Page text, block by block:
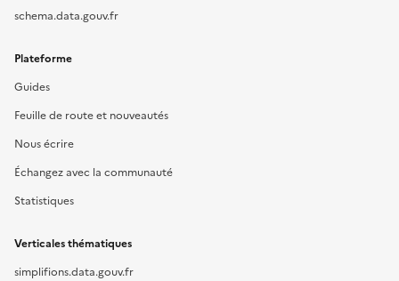
schema.data.gouv.fr
Plateforme
Guides
Feuille de route et nouveautés
Nous écrire
Échangez avec la communauté
Statistiques
Verticales thématiques
simplifions.data.gouv.fr